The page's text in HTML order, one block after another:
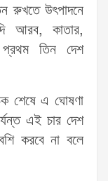
রুখতে উৎপাদনে
আরব, কাতার,
তিন দেশ
শেষে এ ঘোষণা
এই চার দেশ
করবে না বলে